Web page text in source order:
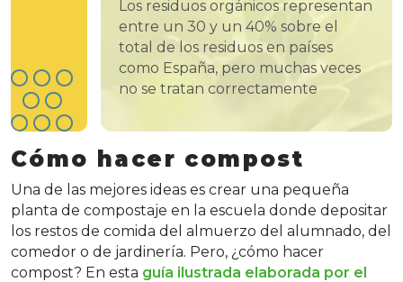
Los residuos orgánicos representan
entre un 30 y un 40% sobre el
total de los residuos en países
como España, pero muchas veces
no se tratan correctamente
Cómo hacer compost
Una de las mejores ideas es crear una pequeña
planta de compostaje en la escuela donde depositar
los restos de comida del almuerzo del alumnado, del
comedor o de jardinería. Pero, ¿cómo hacer
compost? En esta guía ilustrada elaborada por el